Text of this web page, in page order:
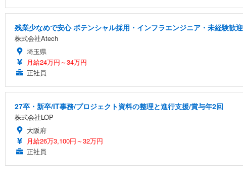
残業少なめで安心 ポテンシャル採用・インフラエンジニア・未経験歓迎
株式会社Atech
埼玉県
月給24万円～34万円
正社員
27卒・新卒/IT事務/プロジェクト資料の整理と進行支援/賞与年2回
株式会社LOP
大阪府
月給26万3,100円～32万円
正社員